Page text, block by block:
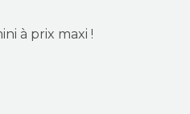
à prix maxi !